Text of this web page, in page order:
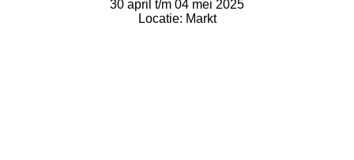
30 april t/m 04 mei 2025
Locatie: Markt